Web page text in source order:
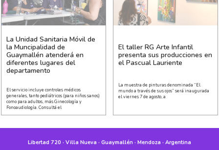
La Unidad Sanitaria Móvil de
la Muncipalidad de
Guaymallén atenderá en
diferentes lugares del
departamento
El servicio incluye controles médicos
generales, tanto pediátricos (para niños sanos)
como para adultos, más Ginecología y
Fonoaudiología. Consultá el
El taller RG Arte Infantil
presenta sus producciones en
el Pascual Lauriente
La muestra de pinturas denominada “El
mundo a través de sus ojos” será inaugurada
el viernes 7 de agosto, a
Libertad 720 · Villa Nueva · Guaymallén · Mendoza · Argentina